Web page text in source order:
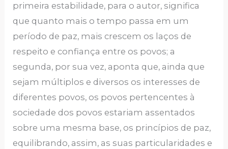
primeira estabilidade, para o autor, significa
que quanto mais o tempo passa em um
período de paz, mais crescem os laços de
respeito e confiança entre os povos; a
segunda, por sua vez, aponta que, ainda que
sejam múltiplos e diversos os interesses de
diferentes povos, os povos pertencentes à
sociedade dos povos estariam assentados
sobre uma mesma base, os princípios de paz,
equilibrando, assim, as suas particularidades e